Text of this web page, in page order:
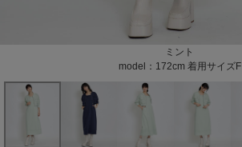
ミント
model：172cm 着用サイズF
ネイビー
model：172cm 着用サイズF
model：172cm 着用サイズF
model：172cm 着用サイズF
model：172cm 着用サイズF
model：172cm 着用サイズF
model：172cm 着用サイズF
model：172cm 着用サイズF
model：172cm 着用サイズF
model：172cm 着用サイズF
model：172cm 着用サイズF
model：172cm 着用サイズF
model：172cm 着用サイズF
model：172cm 着用サイズF
model：172cm 着用サイズF
model：172cm 着用サイズF